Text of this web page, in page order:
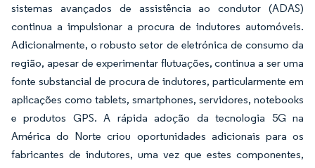
sistemas avançados de assistência ao condutor (ADAS)
continua a impulsionar a procura de indutores automóveis.
Adicionalmente, o robusto setor de eletrónica de consumo da
região, apesar de experimentar flutuações, continua a ser uma
fonte substancial de procura de indutores, particularmente em
aplicações como tablets, smartphones, servidores, notebooks
e produtos GPS. A rápida adoção da tecnologia 5G na
América do Norte criou oportunidades adicionais para os
fabricantes de indutores, uma vez que estes componentes,